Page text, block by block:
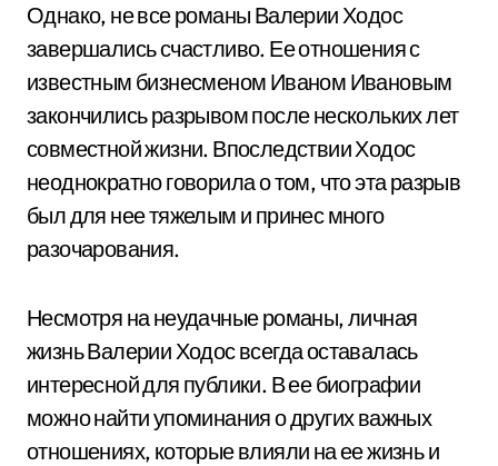
Однако, не все романы Валерии Ходос
завершались счастливо. Ее отношения с
известным бизнесменом Иваном Ивановым
закончились разрывом после нескольких лет
совместной жизни. Впоследствии Ходос
неоднократно говорила о том, что эта разрыв
был для нее тяжелым и принес много
разочарования.
Несмотря на неудачные романы, личная
жизнь Валерии Ходос всегда оставалась
интересной для публики. В ее биографии
можно найти упоминания о других важных
отношениях, которые влияли на ее жизнь и